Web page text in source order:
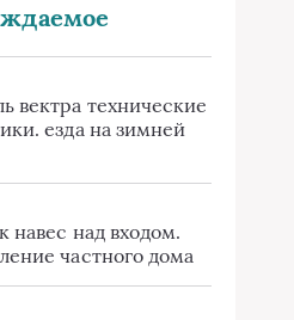
вектра технические
езда на зимней
навес над входом.
частного дома